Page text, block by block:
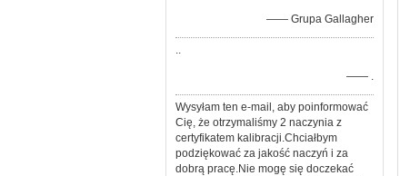
—— Grupa Gallagher
..
—— .
Wysyłam ten e-mail, aby poinformować
Cię, że otrzymaliśmy 2 naczynia z
certyfikatem kalibracji.Chciałbym
podziękować za jakość naczyń i za
dobrą pracę.Nie mogę się doczekać